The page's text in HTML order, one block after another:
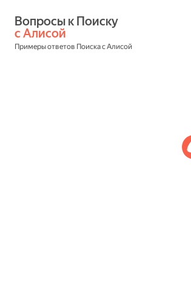
с Алисой
Примеры ответов Поиска с Алисой